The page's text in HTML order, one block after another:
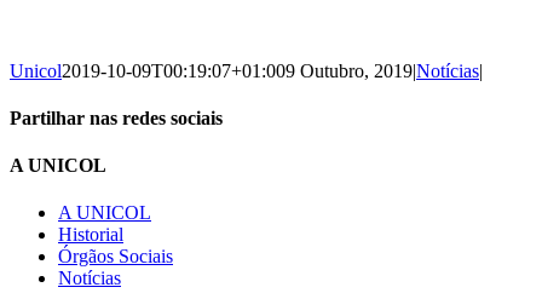
Unicol2019-10-09T00:19:07+01:009 Outubro, 2019|Notícias|
Partilhar nas redes sociais
Facebook
X
LinkedIn
WhatsApp
Email
publicado)
A UNICOL
A UNICOL
Historial
Órgãos Sociais
Notícias